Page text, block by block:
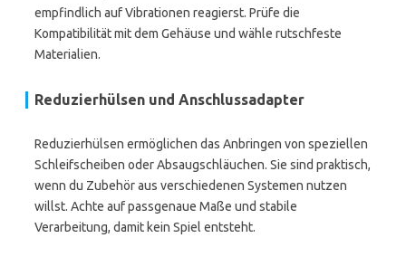
empfindlich auf Vibrationen reagierst. Prüfe die
Kompatibilität mit dem Gehäuse und wähle rutschfeste
Materialien.
Reduzierhülsen und Anschlussadapter
Reduzierhülsen ermöglichen das Anbringen von speziellen
Schleifscheiben oder Absaugschläuchen. Sie sind praktisch,
wenn du Zubehör aus verschiedenen Systemen nutzen
willst. Achte auf passgenaue Maße und stabile
Verarbeitung, damit kein Spiel entsteht.